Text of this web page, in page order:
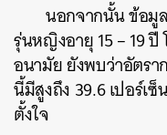
นอกจากนั้น ข้อมูล
รุ่นหญิงอายุ 15 – 19
อนามัย ยังพบว่าอัตร
นี้มีสูงถึง 39.6 เปอร์เ
ตั้งใจ